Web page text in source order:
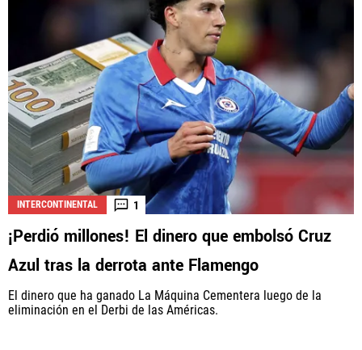
INTERCONTINENTAL 1
¡Perdió millones! El dinero que embolsó Cruz
Azul tras la derrota ante Flamengo
El dinero que ha ganado La Máquina Cementera luego de la
eliminación en el Derbi de las Américas.